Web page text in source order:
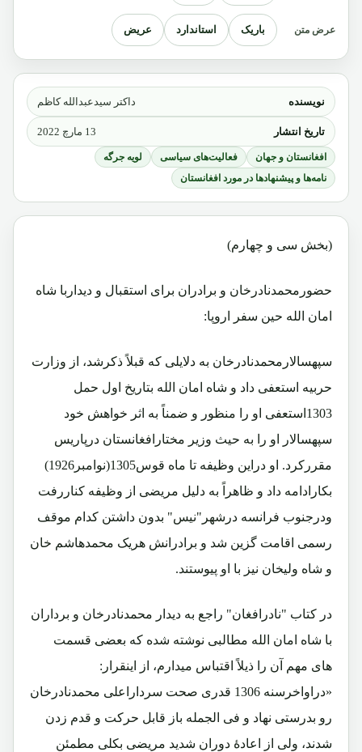
نویسنده داکتر سیدعبدالله کاظم
تاریخ انتشار 13 مارچ 2022
افغانستان و جهان فعالیت‌های سیاسی
لویه جرگه
نامه‌ها و پیشنهادها در مورد افغانستان
(بخش سی و چهارم)
حضورمحمدنادرخان و برادران برای استقبال و دیداربا شاه
امان الله حین سفر اروپا:
سپهسالارمحمدنادرخان به دلایلی که قبلاً ذکرشد، از وزارت
حربیه استعفی داد و شاه امان الله بتاریخ اول حمل
1303استعفی او را منظور و ضمناً به اثر خواهش خود
سپهسالار او را به حیث وزیر مختارافغانستان درپاریس
مقررکرد. او دراین وظیفه تا ماه قوس1305(نوامبر1926)
بکارادامه داد و ظاهراً به دلیل مریضی از وظیفه کناررفت
ودرجنوب فرانسه درشهر"نیس" بدون داشتن کدام موقف
رسمی اقامت گزین شد و برادرانش هریک محمدهاشم خان
و شاه ولیخان نیز با او پیوستند.
در کتاب "نادرافغان" راجع به دیدار محمدنادرخان و برداران
با شاه امان الله مطالبی نوشته شده که بعضی قسمت
های مهم آن را ذیلاً اقتباس میدارم، از اینقرار:
«دراواخرسنه 1306 قدری صحت سرداراعلی محمدنادرخان
رو بدرستی نهاد و فی الجمله باز قابل حرکت و قدم زدن
شدند، ولی از اعادۀ دوران شدید مریضی بکلی مطمئن
عرض متن باریک استاندارد عریض